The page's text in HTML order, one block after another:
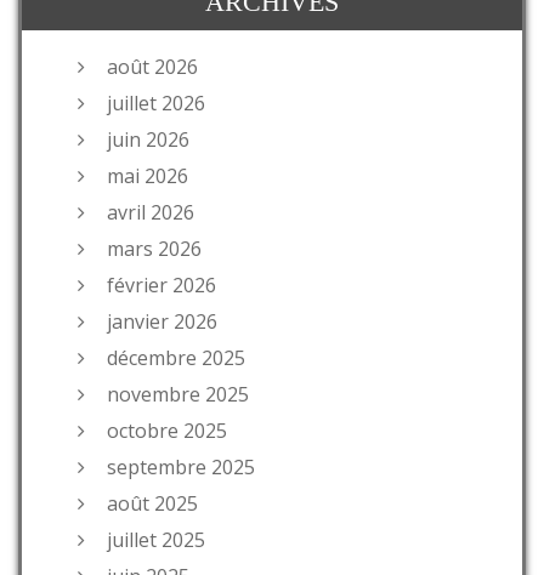
août 2026
juillet 2026
juin 2026
mai 2026
avril 2026
mars 2026
février 2026
janvier 2026
décembre 2025
novembre 2025
octobre 2025
septembre 2025
août 2025
juillet 2025